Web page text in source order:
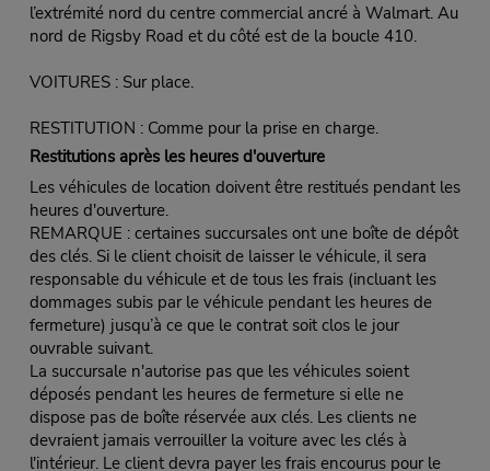
l’extrémité nord du centre commercial ancré à Walmart. Au
nord de Rigsby Road et du côté est de la boucle 410.
VOITURES : Sur place.
RESTITUTION : Comme pour la prise en charge.
Restitutions après les heures d'ouverture
Les véhicules de location doivent être restitués pendant les
heures d'ouverture.
REMARQUE : certaines succursales ont une boîte de dépôt
des clés. Si le client choisit de laisser le véhicule, il sera
responsable du véhicule et de tous les frais (incluant les
dommages subis par le véhicule pendant les heures de
fermeture) jusqu’à ce que le contrat soit clos le jour
ouvrable suivant.
La succursale n'autorise pas que les véhicules soient
déposés pendant les heures de fermeture si elle ne
dispose pas de boîte réservée aux clés. Les clients ne
devraient jamais verrouiller la voiture avec les clés à
l'intérieur. Le client devra payer les frais encourus pour le